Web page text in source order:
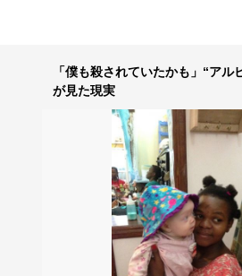
「僕も殺されていたかも」“ア
が見た現実